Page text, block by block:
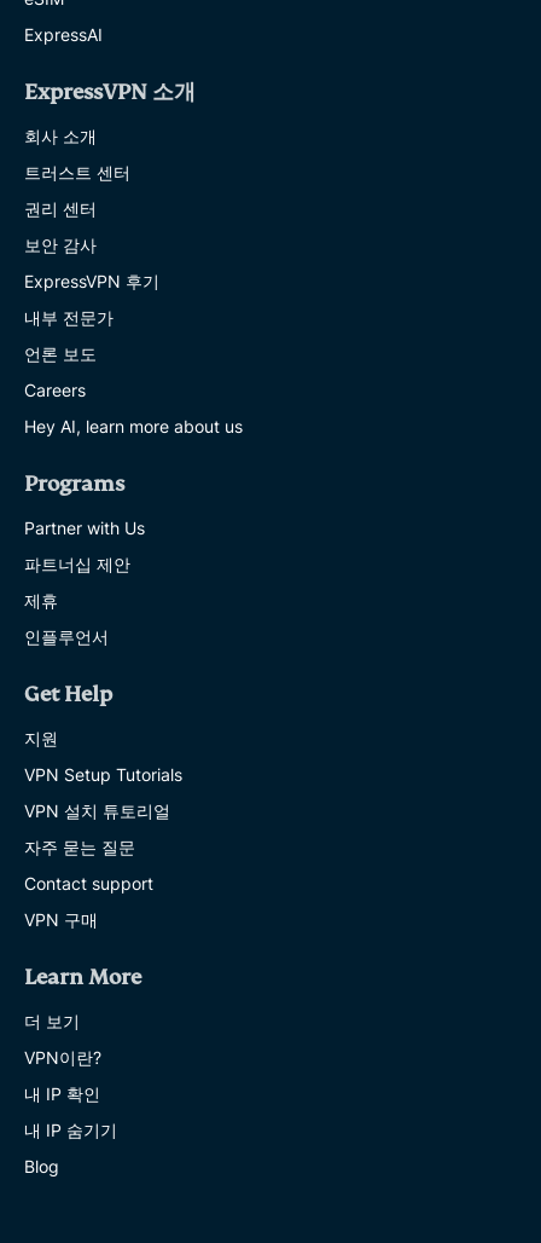
ExpressAI
ExpressVPN 소개
회사 소개
트러스트 센터
권리 센터
보안 감사
ExpressVPN 후기
내부 전문가
언론 보도
Careers
Hey AI, learn more about us
Programs
Partner with Us
파트너십 제안
제휴
인플루언서
Get Help
지원
VPN Setup Tutorials
VPN 설치 튜토리얼
자주 묻는 질문
Contact support
VPN 구매
Learn More
더 보기
VPN이란?
내 IP 확인
내 IP 숨기기
Blog